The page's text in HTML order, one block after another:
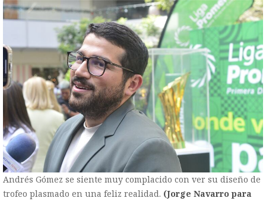
Andrés Gómez se siente muy complacido con ver su diseño de
trofeo plasmado en una feliz realidad. (Jorge Navarro para